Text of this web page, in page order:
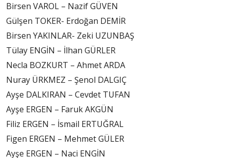
Birsen VAROL – Nazif GÜVEN
Gülşen TOKER- Erdoğan DEMİR
Birsen YAKINLAR- Zeki UZUNBAŞ
Tülay ENGİN – İlhan GÜRLER
Necla BOZKURT – Ahmet ARDA
Nuray ÜRKMEZ – Şenol DALGIÇ
Ayşe DALKIRAN – Cevdet TUFAN
Ayşe ERGEN – Faruk AKGÜN
Filiz ERGEN – İsmail ERTUĞRAL
Figen ERGEN – Mehmet GÜLER
Ayşe ERGEN – Naci ENGİN